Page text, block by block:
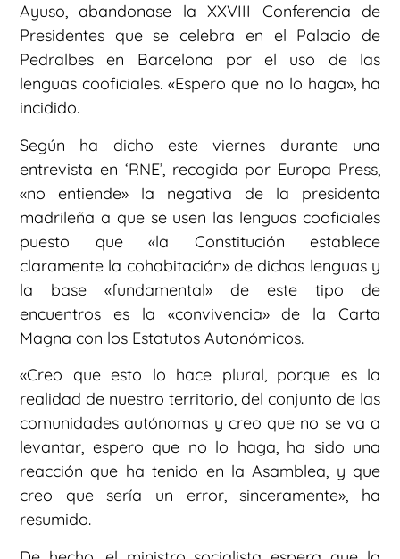
Ayuso, abandonase la XXVIII Conferencia de
Presidentes que se celebra en el Palacio de
Pedralbes en Barcelona por el uso de las
lenguas cooficiales. «Espero que no lo haga», ha
incidido.
Según ha dicho este viernes durante una
entrevista en ‘RNE’, recogida por Europa Press,
«no entiende» la negativa de la presidenta
madrileña a que se usen las lenguas cooficiales
puesto que «la Constitución establece
claramente la cohabitación» de dichas lenguas y
la base «fundamental» de este tipo de
encuentros es la «convivencia» de la Carta
Magna con los Estatutos Autonómicos.
«Creo que esto lo hace plural, porque es la
realidad de nuestro territorio, del conjunto de las
comunidades autónomas y creo que no se va a
levantar, espero que no lo haga, ha sido una
reacción que ha tenido en la Asamblea, y que
creo que sería un error, sinceramente», ha
resumido.